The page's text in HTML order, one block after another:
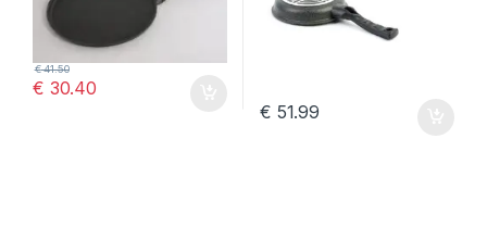
€ 30.40
€41.50
€ 51.99